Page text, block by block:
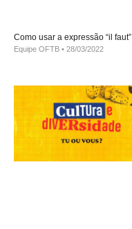
Como usar a expressão “il faut”
Equipe OFTB 28/03/2022